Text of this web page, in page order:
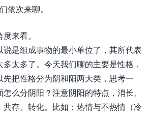
依次来聊。
来看。
说是组成事物的最小单位了，其所代表
多太多了。今天我们聊的主要是性格，
先把性格分为阴和阳两大类，思考一
么分阴阳？注意阴阳的特点，消长、
共存、转化。比如：热情与不热情（冷